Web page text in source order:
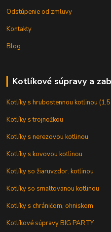
Odstúpenie od zmluvy
Kontakty
Blog
Kotlíkové súpravy a
Kotlíky s hrubostennou kotlinou
Kotlíky s trojnožkou
Kotlíky s nerezovou kotlinou
Kotlíky s kovovou kotlinou
Kotlíky so žiaruvzdor. kotlinou
Kotlíky so smaltovanou kotlinou
Kotlíky s chráničom, ohniskom
Kotlíkové súpravy BIG PARTY